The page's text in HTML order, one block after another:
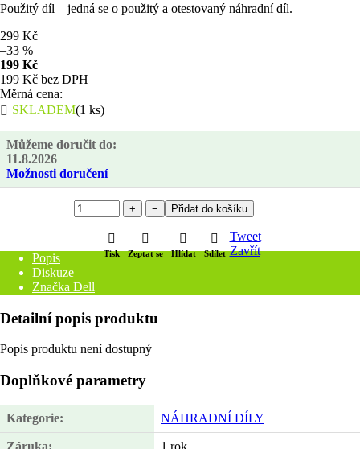
299 Kč
–33 %
199 Kč
199 Kč bez DPH
Měrná cena:
SKLADEM(1 ks)
Můžeme doručit do:
11.8.2026
Možnosti doručení
+ − Přidat do košíku
Použitý díl – jedná se o použitý a otestovaný náhradní díl.
Tisk Zeptat se Hlídat Sdílet
Tweet
Zavřít
Popis
Diskuze
Značka Dell
Detailní popis produktu
Popis produktu není dostupný
Doplňkové parametry
Kategorie: NÁHRADNÍ DÍLY
Záruka: 1 rok